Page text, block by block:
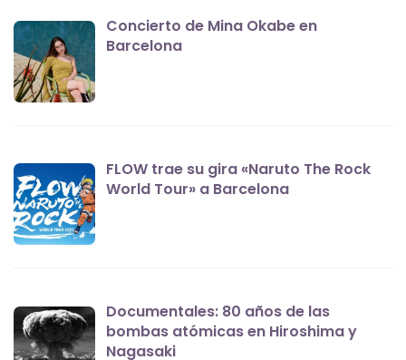
Concierto de Mina Okabe en
Barcelona
FLOW trae su gira «Naruto The Rock
World Tour» a Barcelona
Documentales: 80 años de las
bombas atómicas en Hiroshima y
Nagasaki